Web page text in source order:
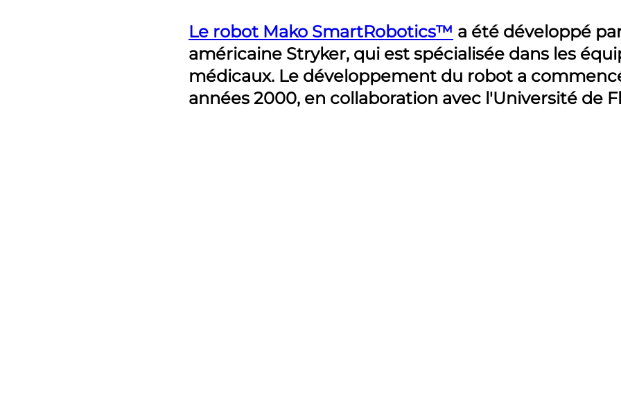
Le robot Mako SmartRobotics™ a été développé
américaine Stryker, qui est spécialisée dans les
médicaux. Le développement du robot a
années 2000, en collaboration avec l'Université de